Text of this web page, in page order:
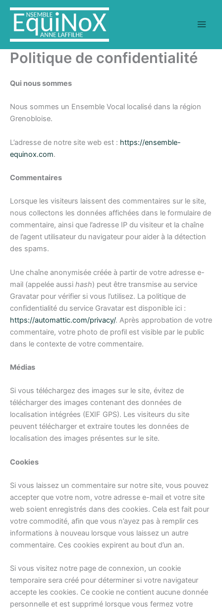
Aller
contenu
Politique de confidentialité
Qui nous sommes
Nous sommes un Ensemble Vocal localisé dans la région
Grenobloise.
L’adresse de notre site web est : https://ensemble-
equinox.com.
Commentaires
Lorsque les visiteurs laissent des commentaires sur le site,
nous collectons les données affichées dans le formulaire de
commentaire, ainsi que l’adresse IP du visiteur et la chaîne
de l’agent utilisateur du navigateur pour aider à la détection
des spams.
Une chaîne anonymisée créée à partir de votre adresse e-
mail (appelée aussi hash) peut être transmise au service
Gravatar pour vérifier si vous l’utilisez. La politique de
confidentialité du service Gravatar est disponible ici :
https://automattic.com/privacy/. Après approbation de votre
commentaire, votre photo de profil est visible par le public
dans le contexte de votre commentaire.
Médias
Si vous téléchargez des images sur le site, évitez de
télécharger des images contenant des données de
localisation intégrées (EXIF GPS). Les visiteurs du site
peuvent télécharger et extraire toutes les données de
localisation des images présentes sur le site.
Cookies
Si vous laissez un commentaire sur notre site, vous pouvez
accepter que votre nom, votre adresse e-mail et votre site
web soient enregistrés dans des cookies. Cela est fait pour
votre commodité, afin que vous n’ayez pas à remplir ces
informations à nouveau lorsque vous laissez un autre
commentaire. Ces cookies expirent au bout d’un an.
Si vous visitez notre page de connexion, un cookie
temporaire sera créé pour déterminer si votre navigateur
accepte les cookies. Ce cookie ne contient aucune donnée
personnelle et est supprimé lorsque vous fermez votre